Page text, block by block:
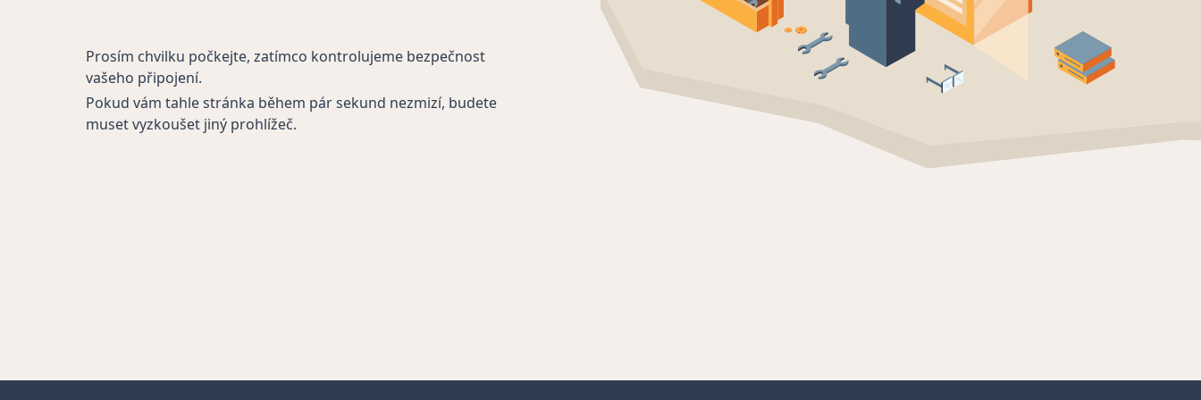
Prosím chvilku počkejte, zatímco kontrolujeme bezpečnost
vašeho připojení.
Pokud vám tahle stránka během pár sekund nezmizí, budete
muset vyzkoušet jiný prohlížeč.